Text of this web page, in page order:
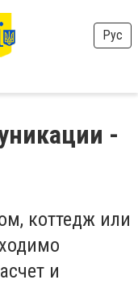
Рус
-
коттедж или
и